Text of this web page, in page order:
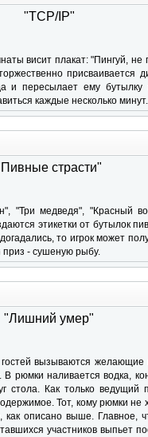
"TCP/IP"
висит плакат: "Пингуй, не
присваивается
и пересылает ему
каждые несколько
страсти"
"Три медведя", "Красный
этикетки от бутылок
то игрок может
приз - сушеную рыбу.
"Лишний умер"
вызываются желающие
рюмки наливается водка,
стола. Как только ведущий
Тот, кому рюмки
описано выше. Главное,
участников выпьет